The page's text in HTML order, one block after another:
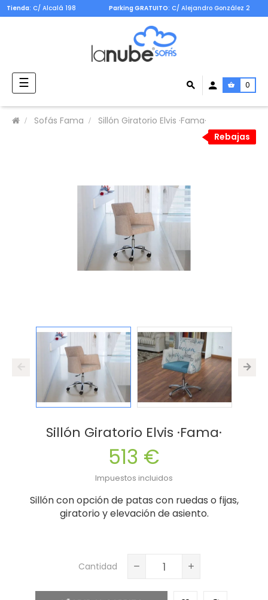
Tienda: C/ Alcalá 198 Parking GRATUITO: C/ Alejandro González 2
Navegación
de
palanca
☰ 0
Sofás Fama
Sillón Giratorio Elvis ·Fama·
Rebajas
Rebajas
Sillón Giratorio Elvis ·Fama·
513 €
Impuestos incluidos
Sillón con opción de patas con ruedas o fijas,
giratorio y elevación de asiento.
Cantidad